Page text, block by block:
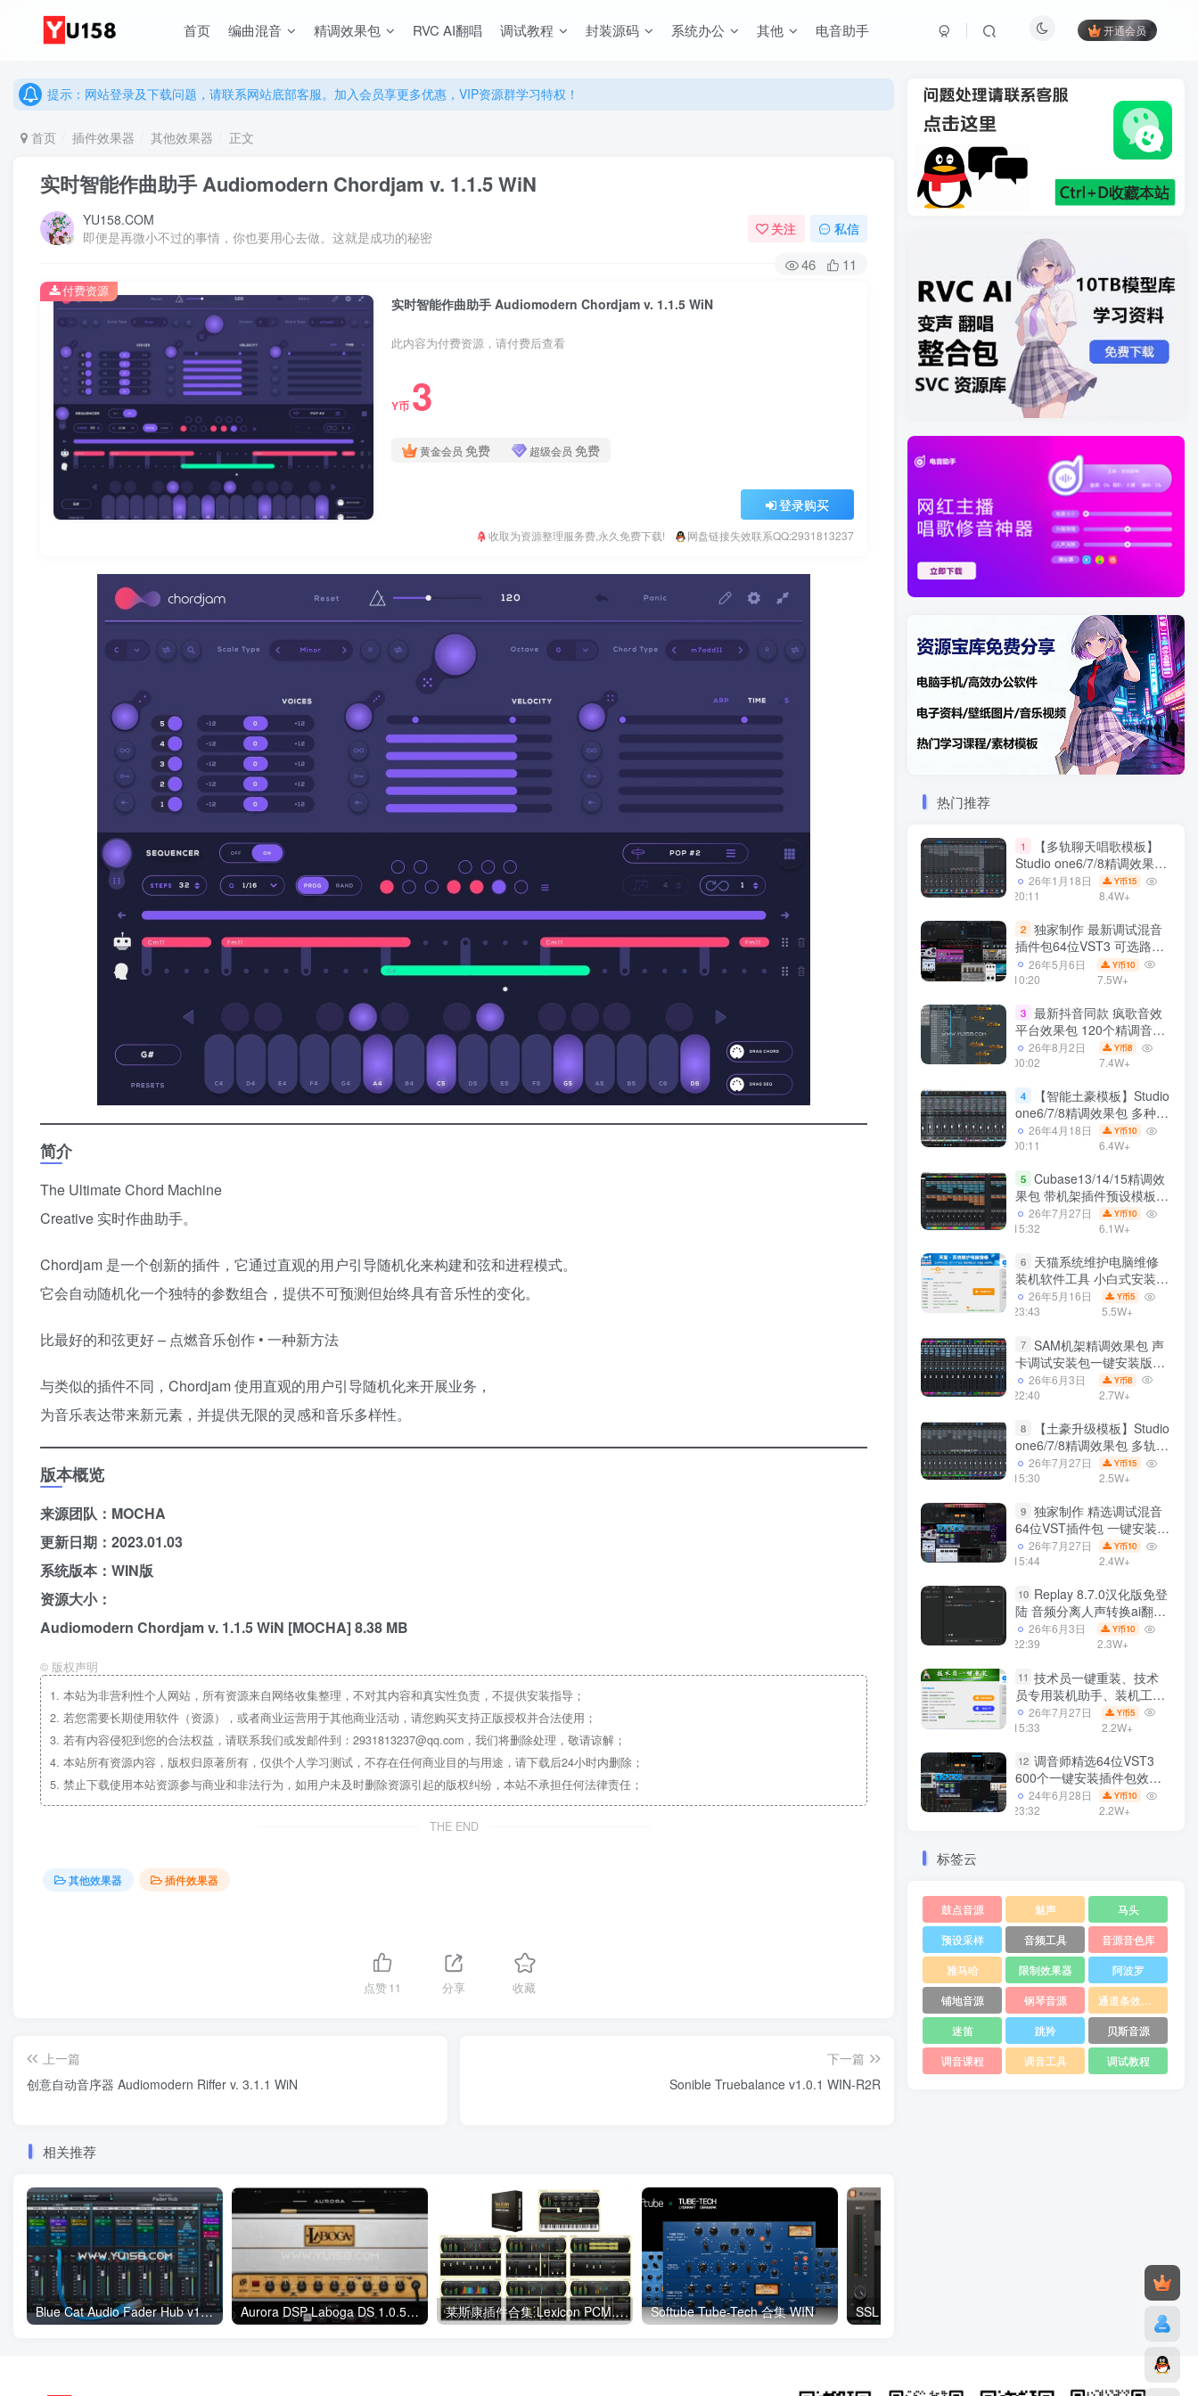
首页 编曲混音 精调效果包 RVC AI翻唱 调试教程 封装源码 系统办公 其他 电音助手 开通会员
提示：网站登录及下载问题，请联系网站底部客服。加入会员享更多优惠，VIP资源群学习特权！
提示：网站登录及下载问题，请联系网站底部客服。加入会员享更多优惠，VIP资源群学习特权！
首页 插件效果器 其他效果器 正文
实时智能作曲助手 Audiomodern Chordjam v. 1.1.5 WiN
YU158.COM
即便是再微小不过的事情，你也要用心去做。这就是成功的秘密
关注 私信
46 11
实时智能作曲助手 Audiomodern Chordjam v. 1.1.5 WiN
此内容为付费资源，请付费后查看
Y币 3
黄金会员 免费 超级会员 免费
登录购买
收取为资源整理服务费,永久免费下载! 网盘链接失效联系QQ:2931813237
付费资源
简介
The Ultimate Chord Machine
Creative 实时作曲助手。
Chordjam 是一个创新的插件，它通过直观的用户引导随机化来构建和弦和进程模式。
它会自动随机化一个独特的参数组合，提供不可预测但始终具有音乐性的变化。
比最好的和弦更好 – 点燃音乐创作 • 一种新方法
与类似的插件不同，Chordjam 使用直观的用户引导随机化来开展业务，
为音乐表达带来新元素，并提供无限的灵感和音乐多样性。
版本概览
来源团队：MOCHA
更新日期：2023.01.03
系统版本：WIN版
资源大小：
Audiomodern Chordjam v. 1.1.5 WiN [MOCHA] 8.38 MB
© 版权声明
1. 本站为非营利性个人网站，所有资源来自网络收集整理，不对其内容和真实性负责，不提供安装指导；
2. 若您需要长期使用软件（资源），或者商业运营用于其他商业活动，请您购买支持正版授权并合法使用；
3. 若有内容侵犯到您的合法权益，请联系我们或发邮件到：2931813237@qq.com，我们将删除处理，敬请谅解；
4. 本站所有资源内容，版权归原著所有，仅供个人学习测试，不存在任何商业目的与用途，请下载后24小时内删除；
5. 禁止下载使用本站资源参与商业和非法行为，如用户未及时删除资源引起的版权纠纷，本站不承担任何法律责任；
THE END
其他效果器 插件效果器
点赞11 分享 收藏
上一篇
创意自动音序器 Audiomodern Riffer v. 3.1.1 WiN
下一篇
Sonible Truebalance v1.0.1 WIN-R2R
相关推荐
Blue Cat Audio Fader Hub v1.2 WiN Aurora DSP Laboga DS 1.0.5 WiN 莱斯康插件合集 Lexicon PCM Native Effects v1.2.6 WIN Softube Tube-Tech 合集 WIN
热门推荐
1
【多轨聊天唱歌模板】
Studio one6/7/8精调效果包
多种效果模式 声卡调试好直
播预设模板
26年1月18日
20:11
Y币15
8.4W+
2 独家制作 最新调试混音
插件包64位VST3 可选路径
一键安装550个效果器合集
v3.0 WiN 支持定制
26年5月6日
10:20
Y币10
7.5W+
3 最新抖音同款 疯歌音效
平台效果包 120个精调音效
包+软件自带170个音效
+600个插件 带安装教程全
26年8月2日
00:02
Y币8
7.4W+
4
【智能土豪模板】Studio
one6/7/8精调效果包 多种效
果模式可选 声卡调试好预设
带插件全套文件
26年4月18日
00:11
Y币10
6.4W+
5 Cubase13/14/15精调效
果包 带机架插件预设模板
声卡调试好效果工程文件
26年7月27日
15:32
Y币10
6.1W+
6
天猫系统维护电脑维修
装机软件工具 小白式安装
完全一键安装系统 电脑系统
装机软件 一键重装系统
26年5月16日
23:43
Y币5
5.5W+
7 SAM机架精调效果包 声
卡调试安装包一键安装版模
板 带插件预设效果文件
26年6月3日
22:40
Y币8
2.7W+
8
【土豪升级模板】Studio
one6/7/8精调效果包 多轨道
效果模式可选 声卡调试好预
设模板 带插件全套文件
26年7月27日
15:30
Y币15
2.5W+
9 独家制作 精选调试混音
64位VST插件包 一键安装
600个效果器合集v2.0 WiN
支持定制
26年7月27日
15:44
Y币10
2.4W+
10 Replay 8.7.0汉化版免登
陆 音频分离人声转换ai翻唱
支持50系显卡 一键安装
WiN
26年6月3日
22:39
Y币10
2.3W+
11 技术员一键重装、技术
员专用装机助手、装机工
具、电脑系统装机软件丶一
键安装系统
26年7月27日
15:33
Y币5
2.2W+
12 调音师精选64位VST3
600个一键安装插件包效果
器集合10G WiN
24年6月28日
23:32
Y币10
2.2W+
标签云
鼓点音源 魅声
马头
预设采样
音频工具
音源音色库
雅马哈
限制效果器
阿波罗
铺地音源
钢琴音源
通道条效果器
迷笛
跳羚
贝斯音源
调音课程
调音工具 调试教程